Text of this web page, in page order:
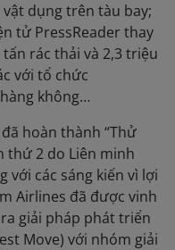
dụng trên tàu bay;
tử PressReader thay
rác thải và 2,3 triệu
với tổ chức
không…
hoàn thành “Thử
thứ 2 do Liên minh
với các sáng kiến vì lợi
Airlines đã được vinh
giải pháp phát triển
Move) với nhóm giải